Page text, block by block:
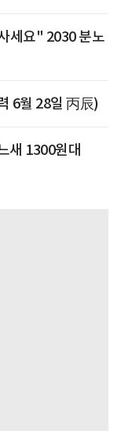
세요" 2030 분노
6월 28일 丙辰)
새 1300원대